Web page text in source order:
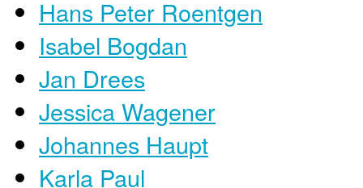
Hans Peter Roentgen
Isabel Bogdan
Jan Drees
Jessica Wagener
Johannes Haupt
Karla Paul